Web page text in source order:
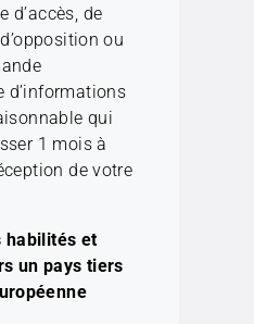
d’accès, de
ou
d’informations
qui
1 mois à
de votre
habilités et
un pays tiers